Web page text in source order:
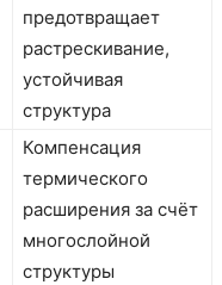
предотвращает
растрескивание,
устойчивая
структура
Компенсация
термического
расширения за счёт
многослойной
структуры